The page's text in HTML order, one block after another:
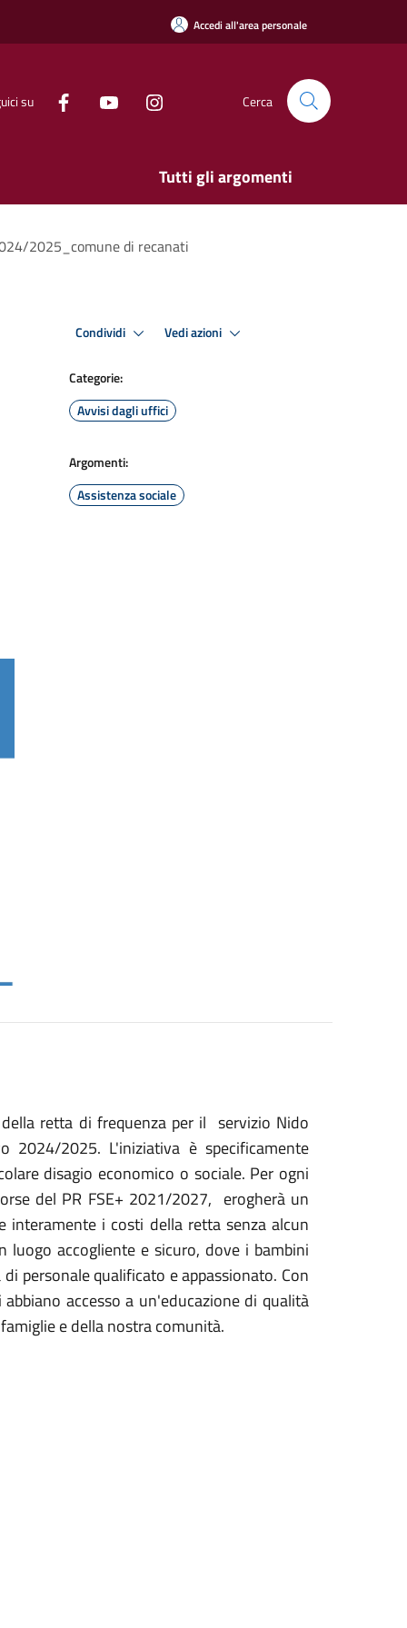
Accedi all'area personale
su Cerca
Tutti gli argomenti
2025_comune di recanati
Condividi Vedi azioni
Categorie:
Avvisi dagli uffici
Argomenti:
Assistenza sociale
retta di frequenza per il servizio Nido
2024/2025. L'iniziativa è specificamente
disagio economico o sociale. Per ogni
del PR FSE+ 2021/2027, erogherà un
i costi della retta senza alcun
accogliente e sicuro, dove i bambini
personale qualificato e appassionato. Con
accesso a un'educazione di qualità
e della nostra comunità.